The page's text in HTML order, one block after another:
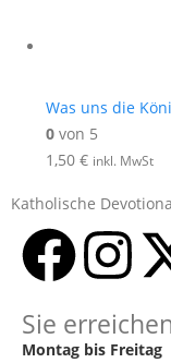
Was uns die
0 von 5
1,50 € inkl. MwSt
Katholische
Sie
Montag bis Freitag